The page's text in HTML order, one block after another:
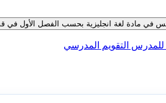
لغة انجليزية بحسب الفصل الأول في قسم حلول
للمدرس التقويم المدرسي